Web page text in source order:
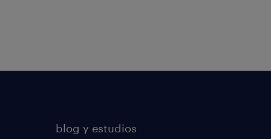
blog y estudios